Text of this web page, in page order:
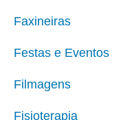
Faxineiras
Festas e Eventos
Filmagens
Fisioterapia